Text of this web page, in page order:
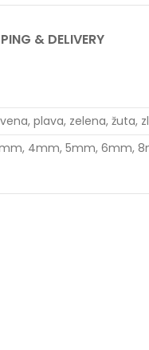
& DELIVERY
plava, zelena, žuta,
4mm, 5mm, 6mm,